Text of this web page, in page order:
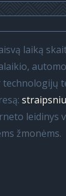
laiką
technologijų
leidinys
žmonėms.